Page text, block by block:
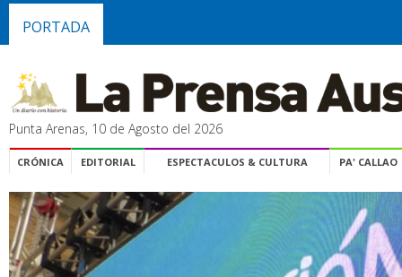
PORTADA
Punta Arenas, 10 de Agosto del 2026
CRÓNICA EDITORIAL ESPECTACULOS & CULTURA PA' CALLAO